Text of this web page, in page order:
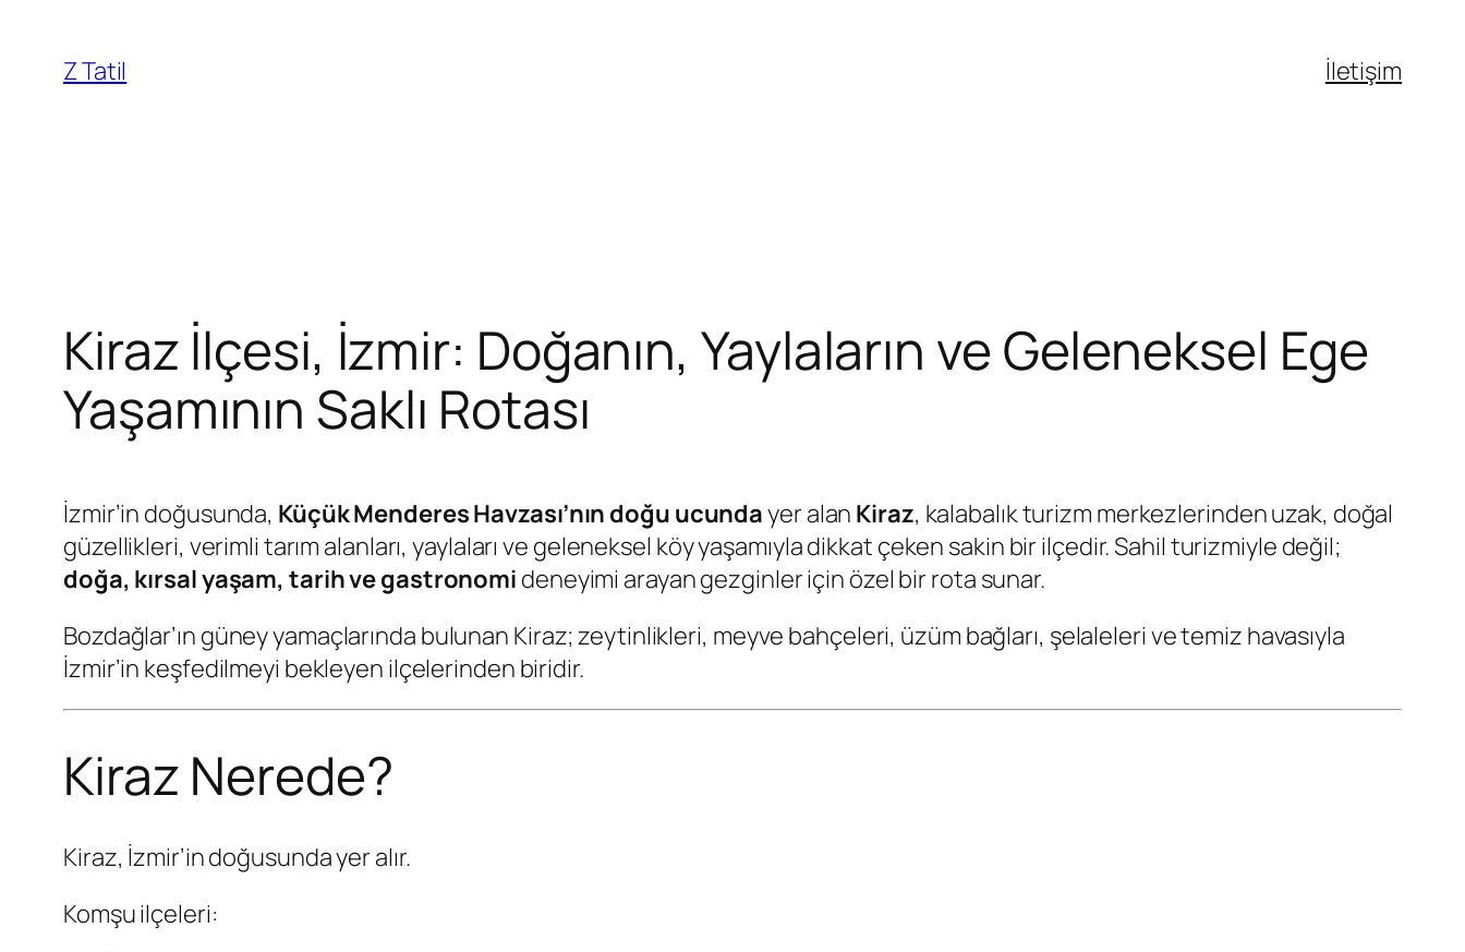
Z Tatil İletişim
Kiraz İlçesi, İzmir: Doğanın, Yaylaların ve Geleneksel Ege
Yaşamının Saklı Rotası
İzmir’in doğusunda, Küçük Menderes Havzası’nın doğu ucundayer alan Kiraz, kalabalık turizm merkezlerinden uzak, doğal
güzellikleri, verimli tarım alanları, yaylaları ve geleneksel köy yaşamıyla dikkat çeken sakin bir ilçedir. Sahil turizmiyle değil;
doğa, kırsal yaşam, tarih ve gastronomi deneyimi arayan gezginler için özel bir rota sunar.
Bozdağlar’ın güney yamaçlarında bulunan Kiraz; zeytinlikleri, meyve bahçeleri, üzüm bağları, şelaleleri ve temiz havasıyla
İzmir’in keşfedilmeyi bekleyen ilçelerinden biridir.
Kiraz Nerede?
Kiraz, İzmir’in doğusunda yer alır.
Komşu ilçeleri: